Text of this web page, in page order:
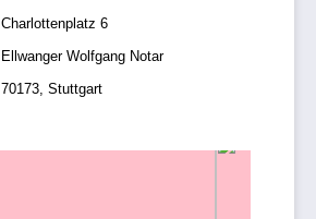
Charlottenplatz 6
Ellwanger Wolfgang Notar
70173, Stuttgart